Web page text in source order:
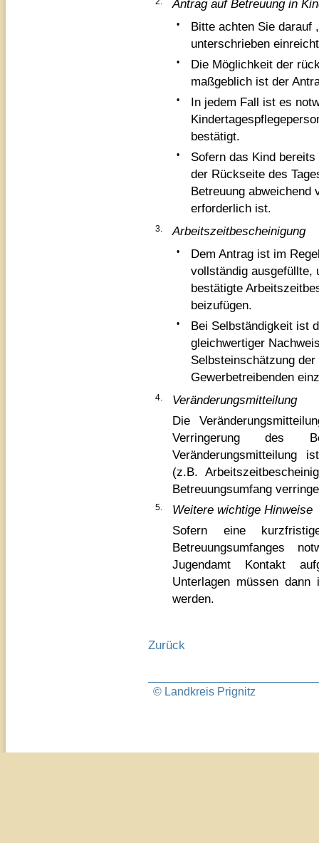
Antrag auf Betreuung in
•
Bitte achten Sie darauf
unterschrieben
•
Die Möglichkeit der
maßgeblich ist der
•
In jedem Fall ist es
bestätigt.
•
Sofern das Kind
der Rückseite des
Betreuung abweichend
erforderlich ist.
3. Arbeitszeitbescheinigung
•
Dem Antrag ist im
vollständig ausgefüllte,
bestätigte
beizufügen.
•
Bei Selbständigkeit ist
gleichwertiger
Selbsteinschätzung
Gewerbetreibenden
4.
Veränderungsmitteilung
Die
Verringerung des
Veränderungsmitteilung
(z.B.
Betreuungsumfang
5.
Weitere wichtige Hinweise
Sofern eine
Betreuungsumfanges
Jugendamt Kontakt
Unterlagen müssen dann
werden.
Zurück
© Landkreis Prignitz